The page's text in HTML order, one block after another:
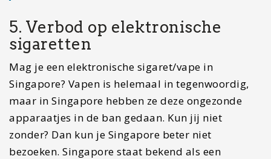
5. Verbod op elektronische
sigaretten
Mag je een elektronische sigaret/vape in
Singapore? Vapen is helemaal in tegenwoordig,
maar in Singapore hebben ze deze ongezonde
apparaatjes in de ban gedaan. Kun jij niet
zonder? Dan kun je Singapore beter niet
bezoeken. Singapore staat bekend als een